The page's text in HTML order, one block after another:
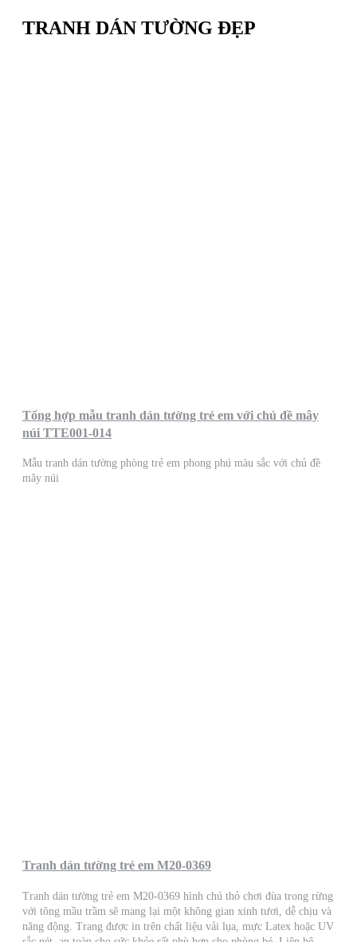
TRANH DÁN TƯỜNG ĐẸP
Tổng hợp mẫu tranh dán tường trẻ em với chủ đề mây
núi TTE001-014
Mẫu tranh dán tường phòng trẻ em phong phú màu sắc với chủ đề
mây núi
Tranh dán tường trẻ em M20-0369
Tranh dán tường trẻ em M20-0369 hình chú thỏ chơi đùa trong rừng
với tông mầu trầm sẽ mang lại một không gian xinh tươi, dễ chịu và
năng động. Trang được in trên chất liệu vải lụa, mực Latex hoặc UV